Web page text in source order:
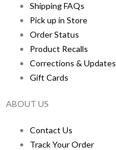
Shipping FAQs
Pick up in Store
Order Status
Product Recalls
Corrections & Updates
Gift Cards
ABOUT US
Contact Us
Track Your Order